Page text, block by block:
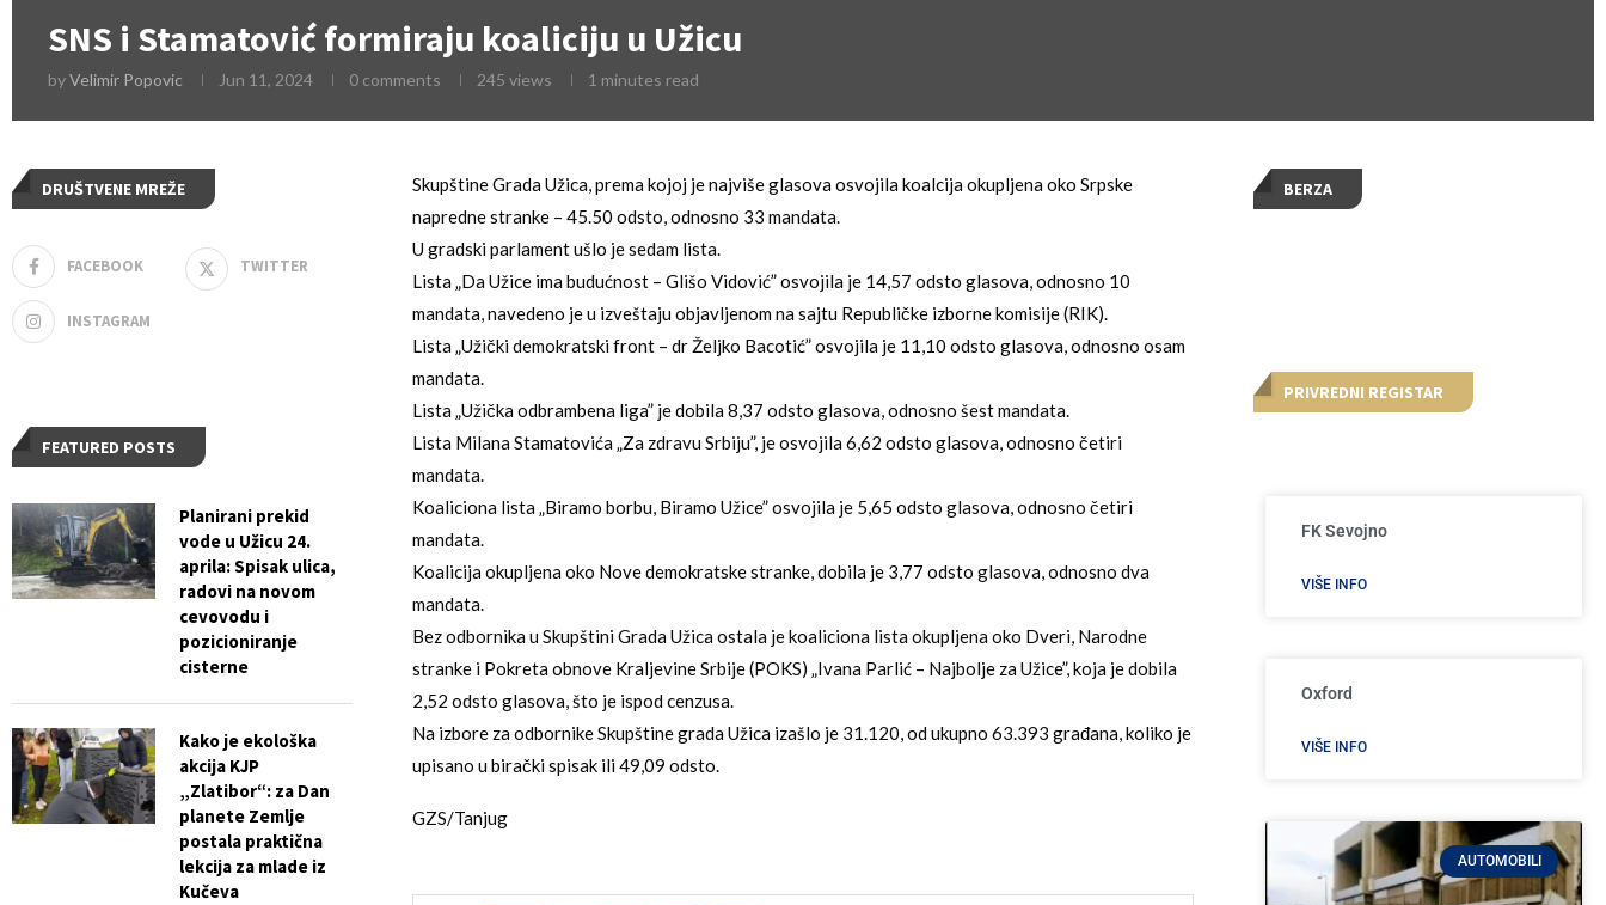
SNS i Stamatović formiraju koaliciju u Užicu
byVelimir Popovic Jun 11, 2024 0 comments 245 views 1 minutes read
Skupštine Grada Užica, prema kojoj je najviše glasova osvojila koalcija okupljena oko Srpske
napredne stranke – 45.50 odsto, odnosno 33 mandata.
U gradski parlament ušlo je sedam lista.
Lista „Da Užice ima budućnost – Glišo Vidović” osvojila je 14,57 odsto glasova, odnosno 10
mandata, navedeno je u izveštaju objavljenom na sajtu Republičke izborne komisije (RIK).
Lista „Užički demokratski front – dr Željko Bacotić” osvojila je 11,10 odsto glasova, odnosno osam
mandata.
Lista „Užička odbrambena liga” je dobila 8,37 odsto glasova, odnosno šest mandata.
Lista Milana Stamatovića „Za zdravu Srbiju”, je osvojila 6,62 odsto glasova, odnosno četiri
mandata.
Koaliciona lista „Biramo borbu, Biramo Užice” osvojila je 5,65 odsto glasova, odnosno četiri
mandata.
Koalicija okupljena oko Nove demokratske stranke, dobila je 3,77 odsto glasova, odnosno dva
mandata.
Bez odbornika u Skupštini Grada Užica ostala je koaliciona lista okupljena oko Dveri, Narodne
stranke i Pokreta obnove Kraljevine Srbije (POKS) „Ivana Parlić – Najbolje za Užice”, koja je dobila
2,52 odsto glasova, što je ispod cenzusa.
Na izbore za odbornike Skupštine grada Užica izašlo je 31.120, od ukupno 63.393 građana, koliko je
upisano u birački spisak ili 49,09 odsto.
GZS/Tanjug
BERZA
PRIVREDNI REGISTAR
FK Sevojno
VIŠE INFO
Oxford
VIŠE INFO
AUTOMOBILI
DRUŠTVENE MREŽE
FACEBOOK TWITTER
INSTAGRAM
FEATURED POSTS
Planirani prekid
vode u Užicu 24.
aprila: Spisak ulica,
radovi na novom
cevovodu i
pozicioniranje
cisterne
Kako je ekološka
akcija KJP
„Zlatibor“: za Dan
planete Zemlje
postala praktična
lekcija za mlade iz
Kučeva